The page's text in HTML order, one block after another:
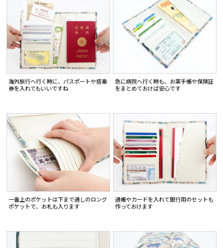
海外旅行へ行く時に、パスポートや搭乗
券を入れてもいいですね
急に病院へ行く時も、お薬手帳や保険証
をまとめておけば安心です
一番上のポケットは下まで通しのロング
ポケットで、お札も入ります
通帳やカードを入れて銀行用のセットも
作っておけます